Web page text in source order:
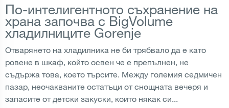
По-интелигентното съхранение на
храна започва с BigVolume
хладилниците Gorenje
Отварянето на хладилника не би трябвало да е като
ровене в шкаф, който освен че е препълнен, не
съдържа това, което търсите. Между големия седмичен
пазар, неочакваните остатъци от снощната вечеря и
запасите от детски закуски, които някак си...